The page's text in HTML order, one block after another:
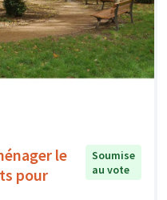
le
pour
Soumise
au vote